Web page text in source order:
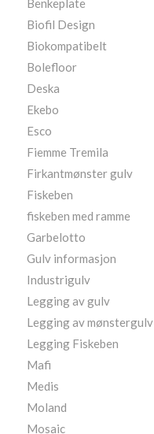
Biofil Design
Biokompatibelt
Bolefloor
Deska
Ekebo
Esco
Fiemme Tremila
Firkantmønster gulv
Fiskeben
fiskeben med ramme
Garbelotto
Gulv informasjon
Industrigulv
Legging av gulv
Legging av mønstergulv
Legging Fiskeben
Mafi
Medis
Moland
Mosaic